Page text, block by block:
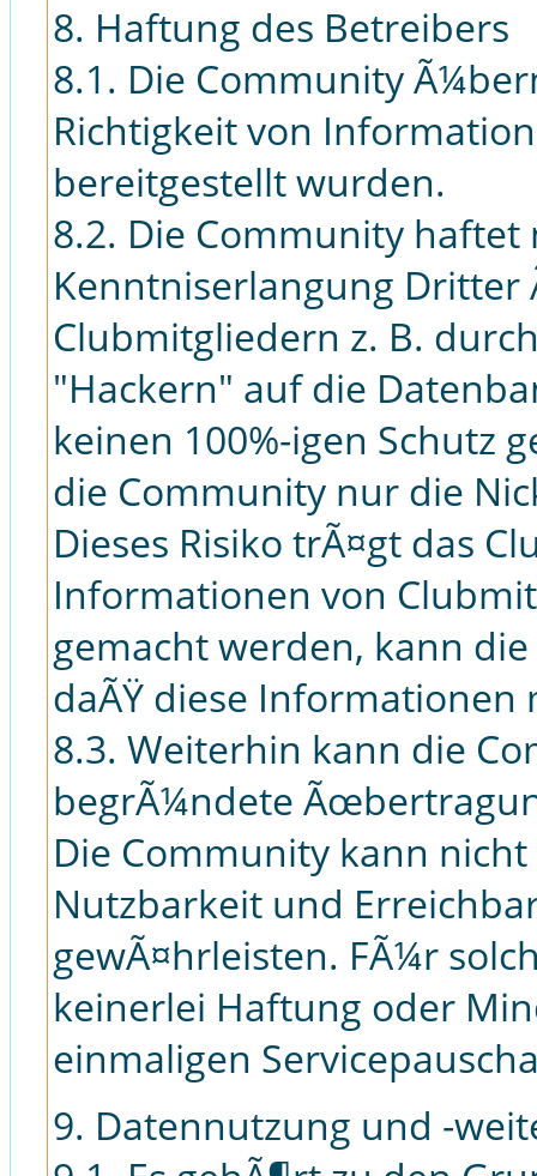
8. Haftung des Betreibers
8.1. Die Community
Richtigkeit von
bereitgestellt wurden.
8.2. Die Community
Kenntniserlangung
Clubmitgliedern z. B.
"Hackern" auf die
keinen 100%-igen Schutz
die Community nur die
Dieses Risiko trÃ¤gt das
Informationen von
gemacht werden, kann
daÃŸ diese Informationen
8.3. Weiterhin kann die
begrÃ¼ndete
Die Community kann
Nutzbarkeit und
gewÃ¤hrleisten. FÃ¼r
keinerlei Haftung oder
einmaligen
9. Datennutzung und -